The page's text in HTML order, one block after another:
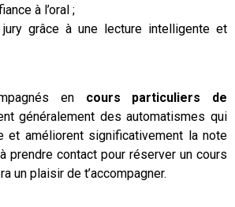
à l’oral ;
grâce à une lecture intelligente et
en cours particuliers de
généralement des automatismes qui
et améliorent significativement la note
prendre contact pour réserver un cours
un plaisir de t’accompagner.